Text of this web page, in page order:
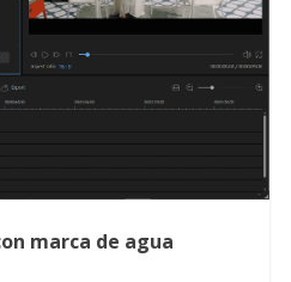
marca de agua